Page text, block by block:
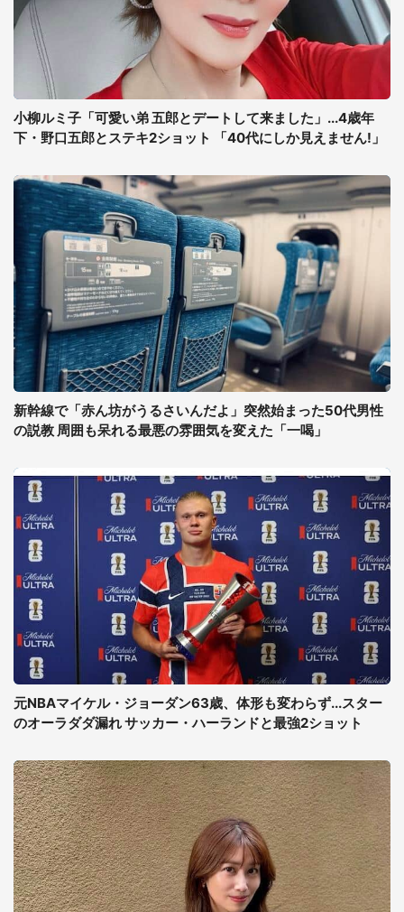
小柳ルミ子「可愛い弟 五郎とデートして来ました」...4歳年
下・野口五郎とステキ2ショット 「40代にしか見えません!」
新幹線で「赤ん坊がうるさいんだよ」突然始まった50代男性
の説教 周囲も呆れる最悪の雰囲気を変えた「一喝」
元NBAマイケル・ジョーダン63歳、体形も変わらず...スター
のオーラダダ漏れ サッカー・ハーランドと最強2ショット